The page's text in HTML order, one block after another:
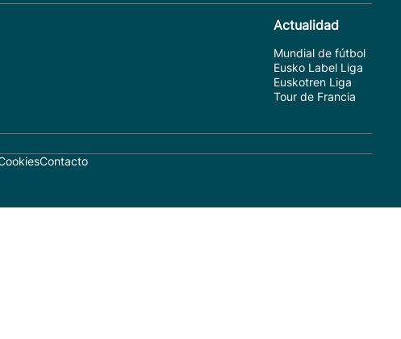
Actualidad
Mundial de fútbol
Eusko Label Liga
Euskotren Liga
Tour de Francia
Contacto